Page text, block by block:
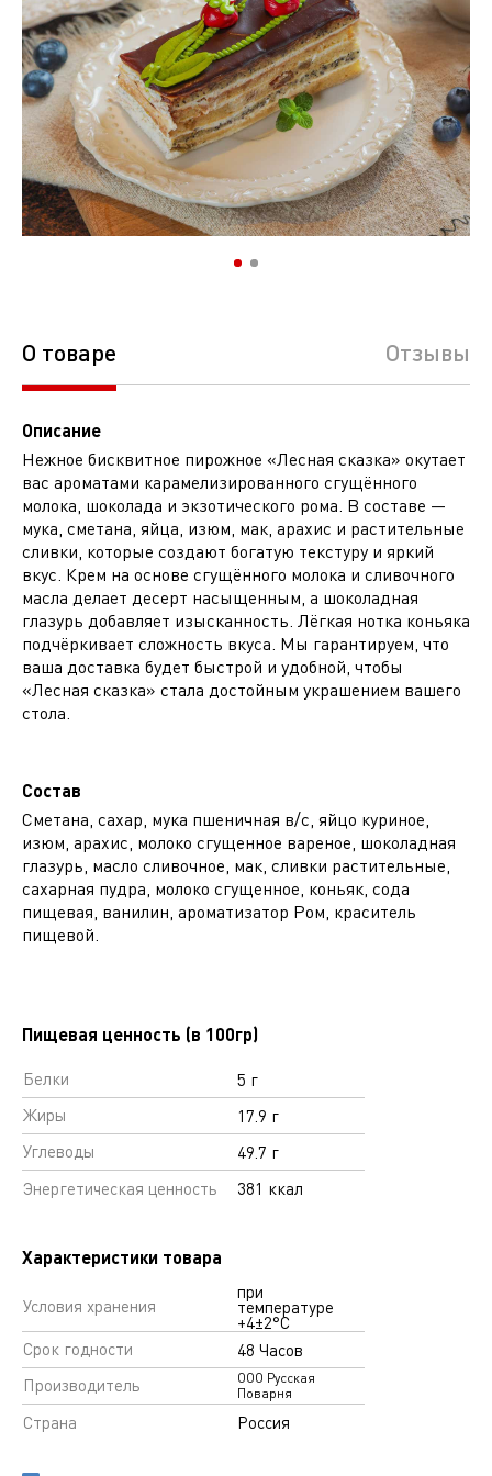
О товаре Отзывы
Описание
Нежное бисквитное пирожное «Лесная сказка» окутает
вас ароматами карамелизированного сгущённого
молока, шоколада и экзотического рома. В составе —
мука, сметана, яйца, изюм, мак, арахис и растительные
сливки, которые создают богатую текстуру и яркий
вкус. Крем на основе сгущённого молока и сливочного
масла делает десерт насыщенным, а шоколадная
глазурь добавляет изысканность. Лёгкая нотка коньяка
подчёркивает сложность вкуса. Мы гарантируем, что
ваша доставка будет быстрой и удобной, чтобы
«Лесная сказка» стала достойным украшением вашего
стола.
Состав
Сметана, сахар, мука пшеничная в/с, яйцо куриное,
изюм, арахис, молоко сгущенное вареное, шоколадная
глазурь, масло сливочное, мак, сливки растительные,
сахарная пудра, молоко сгущенное, коньяк, сода
пищевая, ванилин, ароматизатор Ром, краситель
пищевой.
Пищевая ценность (в 100гр)
Белки
5 г
Жиры
17.9 г
Углеводы
49.7 г
Энергетическая ценность
381 ккал
Характеристики товара
Условия хранения
при
температуре
+4±2°С
Срок годности
48 Часов
Производитель
ООО Русская
Поварня
Страна Россия